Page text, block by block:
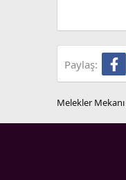
Paylaş:
Melekler Mekanı